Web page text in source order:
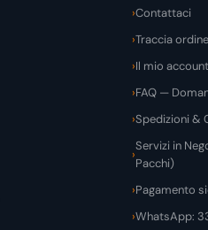
Contattaci
Traccia
Il mio
FAQ —
Spedizioni &
Servizi in
Pacchi)
Pagamento
WhatsApp: